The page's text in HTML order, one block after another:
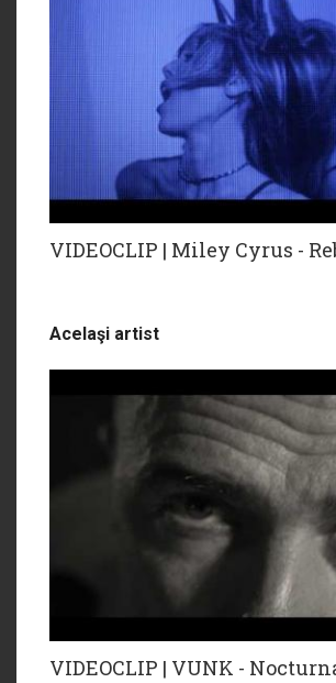
VIDEOCLIP | Miley Cyrus -
Acelaşi artist
VIDEOCLIP | VUNK -